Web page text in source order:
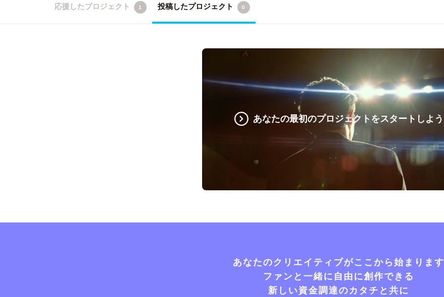
応援したプロジェクト 1 投稿したプロジェクト 0
あなたの最初のプロジェクトをスタートしよう
あなたのクリエイティブがここから始まります
ファンと一緒に自由に創作できる
新しい資金調達のカタチと共に